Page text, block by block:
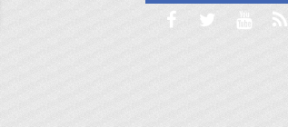
   